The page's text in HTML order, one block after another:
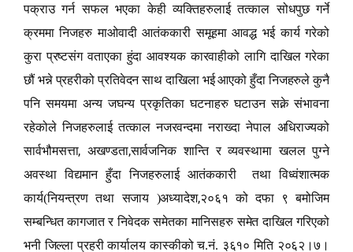
पक्राउ गर्न सफल भएका केही व्यक्तिहरुलाई तत्काल सोधपुछ गर्ने
क्रममा निजहरु माओवादी आतंककारी समूहमा आवद्ध भई कार्य गरेको
कुरा प्रष्टसंग वताएका हुंदा आवश्यक कारवाहीको लागि दाखिल गरेका
छौं भन्ने प्रहरीको प्रतिवेदन साथ दाखिला भई आएको हुँदा निजहरुले कुनै
पनि समयमा अन्य जघन्य प्रकृतिका घटनाहरु घटाउन सक्ने संभावना
रहेकोले निजहरुलाई तत्काल नजरवन्दमा नराख्दा नेपाल अधिराज्यको
सार्वभौमसत्ता,अखण्डता,सार्वजनिक शान्ति र व्यवस्थामा खलल पुग्ने
अवस्था विद्यमान हुँदा निजहरुलाई आतंककारी तथा विध्वंशात्मक
कार्य(नियन्त्रण तथा सजाय )अध्यादेश,२०६१ को दफा ९ बमोजिम
सम्बन्धित कागजात र निवेदक समेतका मानिसहरु समेत दाखिल गरिएको
भनी जिल्ला प्रहरी कार्यालय कास्कीको च.नं. ३६१० मिति २०६२।७।